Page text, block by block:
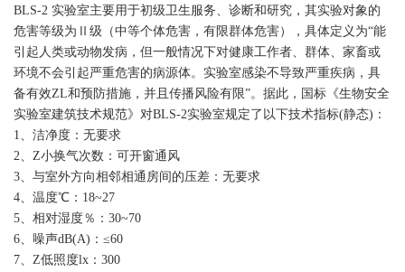
BLS-2 实验室主要用于初级卫生服务、诊断和研究，其实验对象的
危害等级为Ⅱ级（中等个体危害，有限群体危害），具体定义为“能
引起人类或动物发病，但一般情况下对健康工作者、群体、家畜或
环境不会引起严重危害的病源体。实验室感染不导致严重疾病，具
备有效ZL和预防措施，并且传播风险有限”。据此，国标《生物安全
实验室建筑技术规范》对BLS-2实验室规定了以下技术指标(静态)：
1、洁净度：无要求
2、Z小换气次数：可开窗通风
3、与室外方向相邻相通房间的压差：无要求
4、温度℃：18~27
5、相对湿度％：30~70
6、噪声dB(A)：≤60
7、Z低照度lx：300